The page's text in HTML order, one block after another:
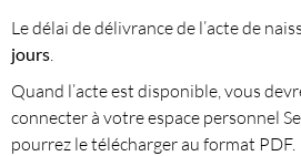
Le délai de délivrance de l’acte de
jours
Quand l’acte est disponible, vous
connecter à votre espace personnel
pourrez le télécharger au format PDF.